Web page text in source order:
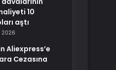
10
aştı
2026
Aliexpress’e
Cezasına